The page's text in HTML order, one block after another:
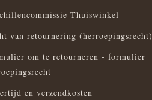
Thuiswinkel
van retournering (herroepingsrecht)
om te retourneren - formulier
en verzendkosten